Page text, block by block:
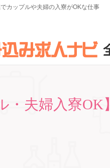
カップルや夫婦の入寮がOKな仕事
・夫婦入寮